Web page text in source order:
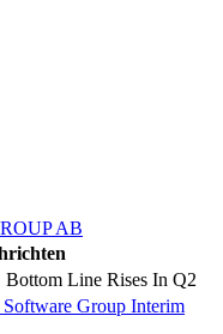
AB
Line Rises In Q2
Group Interim